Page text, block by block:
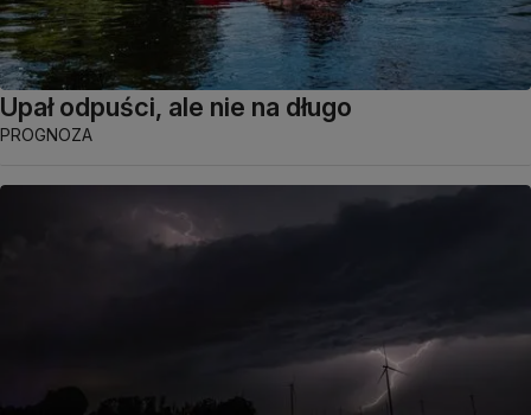
Upał odpuści, ale nie na długo
PROGNOZA